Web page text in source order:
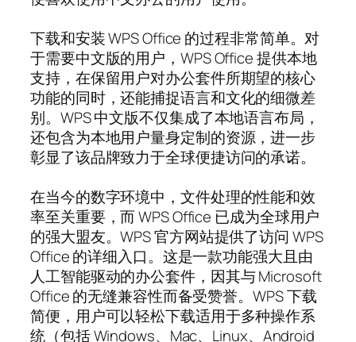
下载和安装 WPS Office 的过程非常简单。对
于需要中文版的用户，WPS Office 提供本地
支持，在保留用户对办公套件所期望的核心
功能的同时，还能捕捉语言和文化的细微差
别。WPS 中文版不仅集成了本地语言布局，
还包含为本地用户量身定制的资源，进一步
彰显了该品牌致力于全球便捷访问的承诺。
在当今的数字环境中，文件处理的性能和效
率至关重要，而 WPS Office 已成为全球用户
的强大盟友。WPS 官方网站提供了访问 WPS
Office 的详细入口。这是一款功能强大且由
人工智能驱动的办公套件，因其与 Microsoft
Office 的无缝兼容性而备受赞誉。WPS 下载
简便，用户可以轻松下载适用于多种操作系
统（包括 Windows、Mac、Linux、Android